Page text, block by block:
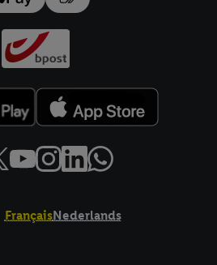
FrançaisNederlands